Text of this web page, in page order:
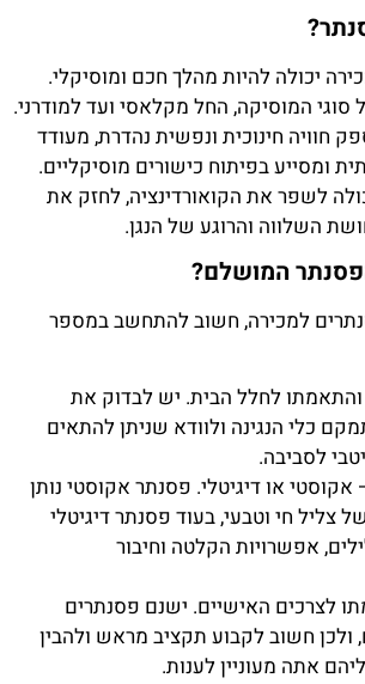
יכולה להיות מהלך חכם ומוסיקלי.
המוסיקה, החל מקלאסי ועד למודרני.
חוויה חינוכית ונפשית נהדרת, מעודד
ומסייע בפיתוח כישורים מוסיקליים.
לשפר את הקואורדינציה, לחזק את
השלווה והרוגע של הנגן.
המושלם?
למכירה, חשוב להתחשב במספר
לחלל הבית. יש לבדוק את
כלי הנגינה ולוודא שניתן להתאים
לסביבה.
או דיגיטלי. פסנתר אקוסטי נותן
צליל חי וטבעי, בעוד פסנתר דיגיטלי
אפשרויות הקלטה וחיבור
לצרכים האישיים. ישנם פסנתרים
ולכן חשוב לקבוע תקציב מראש ולהבין
אתה מעוניין לענות.